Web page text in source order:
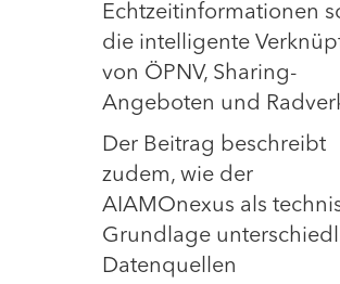
Echtzeitinformationen
die intelligente
von ÖPNV, Sharing-
Angeboten und
Der Beitrag beschreibt
zudem, wie der
AIAMOnexus als
Grundlage
Datenquellen